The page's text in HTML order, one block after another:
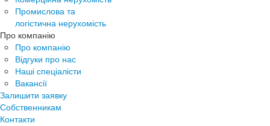
Промислова та
логістична нерухомість
Про компанію
Про компанію
Відгуки про нас
Наші спеціалісти
Вакансії
Залишити заявку
Собственникам
Контакти